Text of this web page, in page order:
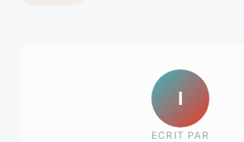
I
ECRIT PAR